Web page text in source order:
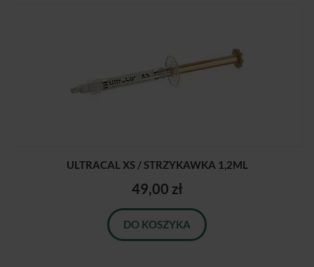
ULTRACAL XS / STRZYKAWKA 1,2ML
49,00 zł
DO KOSZYKA